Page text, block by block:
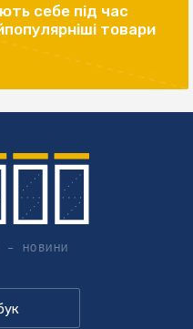
себе під час
товари
– НОВИНИ